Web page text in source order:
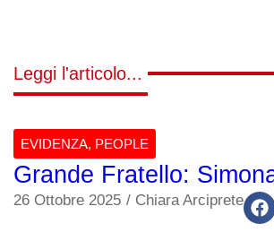
Leggi l'articolo...
EVIDENZA, PEOPLE
Grande Fratello:
26 Ottobre 2025 / Chiara Arciprete